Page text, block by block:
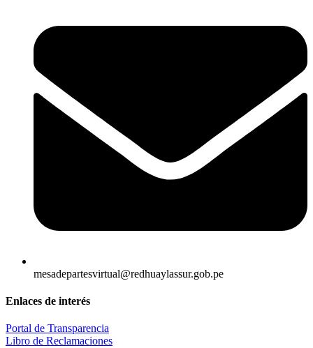
mesadepartesvirtual@redhuaylassur.gob.pe
Enlaces de interés
Portal de Transparencia
Libro de Reclamaciones